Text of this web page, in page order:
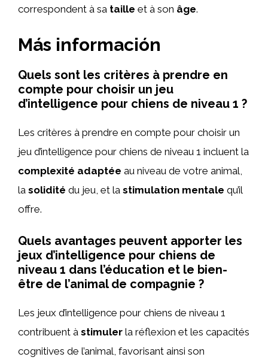
correspondent à sa taille et à son âge.
Más información
Quels sont les critères à prendre en
compte pour choisir un jeu
d’intelligence pour chiens de niveau 1 ?
Les critères à prendre en compte pour choisir un
jeu d’intelligence pour chiens de niveau 1 incluent la
complexité adaptée au niveau de votre animal,
la solidité du jeu, et la stimulation mentale qu’il
offre.
Quels avantages peuvent apporter les
jeux d’intelligence pour chiens de
niveau 1 dans l’éducation et le bien-
être de l’animal de compagnie ?
Les jeux d’intelligence pour chiens de niveau 1
contribuent à stimuler la réflexion et les capacités
cognitives de l’animal, favorisant ainsi son